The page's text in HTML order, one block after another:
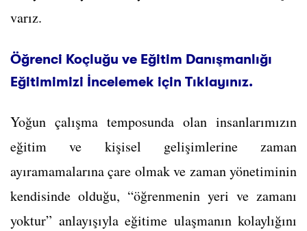
varız.
Öğrenci Koçluğu ve Eğitim Danışmanlığı
Eğitimimizi İncelemek için Tıklayınız.
Yoğun çalışma temposunda olan insanlarımızın
eğitim ve kişisel gelişimlerine zaman
ayıramamalarına çare olmak ve zaman yönetiminin
kendisinde olduğu, “öğrenmenin yeri ve zamanı
yoktur” anlayışıyla eğitime ulaşmanın kolaylığını